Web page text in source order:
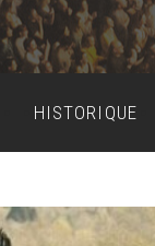
HISTORIQUE